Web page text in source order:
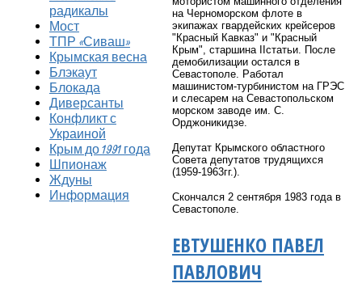
на Черноморском флоте в
экипажах гвардейских крейсеров
"Красный Кавказ" и "Красный
Крым", старшина IIстатьи. После
демобилизации остался в
Севастополе. Работал
машинистом-турбинистом на ГРЭС
и слесарем на Севастопольском
морском заводе им. С.
Орджоникидзе.
Депутат Крымского областного
Совета депутатов трудящихся
(1959-1963гг.).
Скончался 2 сентября 1983 года в
Севастополе.
ЕВТУШЕНКО ПАВЕЛ
ПАВЛОВИЧ
радикалы
Мост
ТПР «Сиваш»
Крымская весна
Блэкаут
Блокада
Диверсанты
Конфликт с
Украиной
Крым до 1991 года
Шпионаж
Ждуны
Информация